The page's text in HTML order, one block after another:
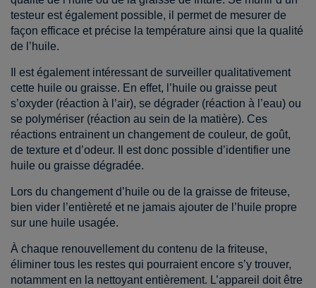
testeur est également possible, il permet de mesurer de
façon efficace et précise la température ainsi que la qualité
de l’huile.
Il est également intéressant de surveiller qualitativement
cette huile ou graisse. En effet, l’huile ou graisse peut
s’oxyder (réaction à l’air), se dégrader (réaction à l’eau) ou
se polymériser (réaction au sein de la matière). Ces
réactions entrainent un changement de couleur, de goût,
de texture et d’odeur. Il est donc possible d’identifier une
huile ou graisse dégradée.
Lors du changement d’huile ou de la graisse de friteuse,
bien vider l’entièreté et ne jamais ajouter de l’huile propre
sur une huile usagée.
À chaque renouvellement du contenu de la friteuse,
éliminer tous les restes qui pourraient encore s’y trouver,
notamment en la nettoyant entièrement. L’appareil doit être